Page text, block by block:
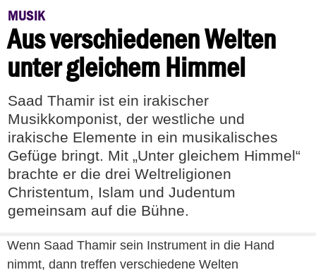
PANORAMA
RECHT
DEBATTE
MUSIK
Aus verschiedenen Welten
unter gleichem Himmel
Saad Thamir ist ein irakischer
Musikkomponist, der westliche und
irakische Elemente in ein musikalisches
Gefüge bringt. Mit „Unter gleichem Himmel“
brachte er die drei Weltreligionen
Christentum, Islam und Judentum
gemeinsam auf die Bühne.
Wenn Saad Thamir sein Instrument in die Hand
nimmt, dann treffen verschiedene Welten